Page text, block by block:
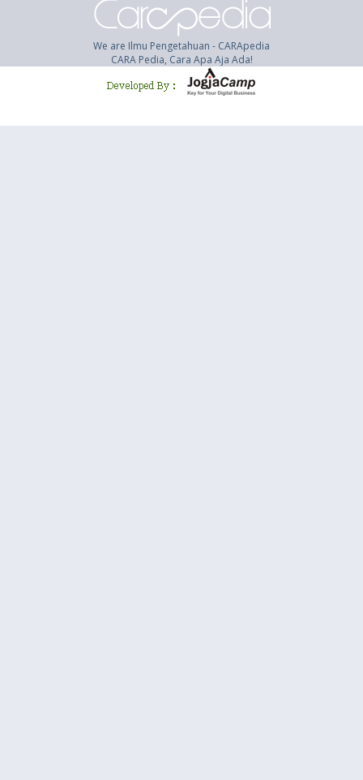
We are Ilmu Pengetahuan - CARApedia
CARA Pedia, Cara Apa Aja Ada!